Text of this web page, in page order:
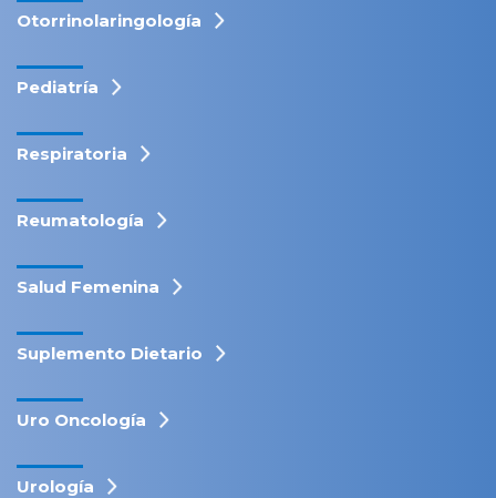
Otorrinolaringología
Pediatría
Respiratoria
Reumatología
Salud Femenina
Suplemento Dietario
Uro Oncología
Urología